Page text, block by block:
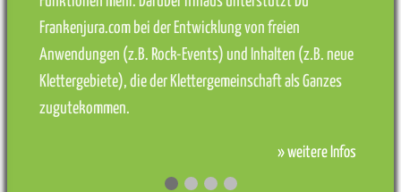
Frankenjura.com bei der Entwicklung von freien
Anwendungen (z.B. Rock-Events) und Inhalten (z.B. neue
Klettergebiete), die der Klettergemeinschaft als Ganzes
zugutekommen.
» weitere Infos